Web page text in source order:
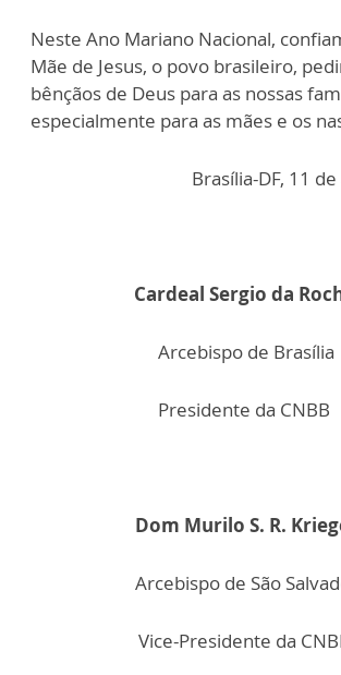
Neste Ano Mariano Nacional,
Mãe de Jesus, o povo brasileiro,
bênçãos de Deus para as nossas
especialmente para as mães e os
Brasília-DF, 11
Cardeal Sergio da
Arcebispo de Brasília
Presidente da CNBB
Dom Murilo S. R.
Arcebispo de São
Vice-Presidente da